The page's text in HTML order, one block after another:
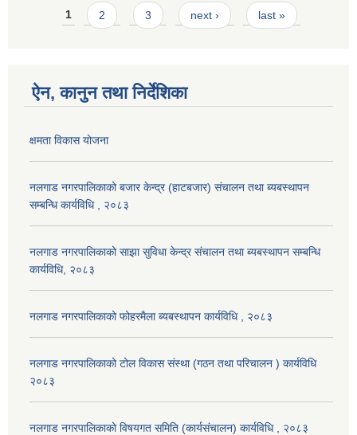
Pages
1 2 3 next › last »
ऐन, कानुन तथा निर्देशिका
क्षमता विकास योजना
नलगाड नगरपालिकाको बजार केन्द्र (हाटबजार) संचालन तथा ब्यबस्थापन
सम्बन्धि कार्यविधि , २०८३
नलगाड नगरपालिकाको साझा सुविधा केन्द्र संचालन तथा ब्यबस्थापन सम्बन्धि
कार्यविधि, २०८३
नलगाड नगरपालिकाको फोहरमैला ब्यबस्थापन कार्यविधि , २०८३
नलगाड नगरपालिकाको टोल विकास संस्था (गठन तथा परिचालन ) कार्यविधि
२०८३
नलगाड नगरपालिकाको विषयगत समिति (कार्यसंचालन) कार्यविधि , २०८३